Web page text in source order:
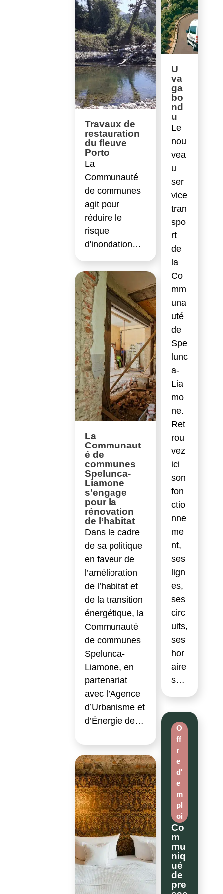
Travaux de
restauration
du fleuve
Porto
La
Communauté
de communes
agit pour
réduire le
risque
d'inondation…
La
Communaut
é de
communes
Spelunca-
Liamone
s’engage
pour la
rénovation
de l’habitat
Dans le cadre
de sa politique
en faveur de
l’amélioration
de l’habitat et
de la transition
énergétique, la
Communauté
de communes
Spelunca-
Liamone, en
partenariat
avec l’Agence
d’Urbanisme et
d’Énergie de…
U
va
ga
bo
nd
u
Le
nou
vea
u
ser
vice
tran
spo
rt
de
la
Co
mm
una
uté
de
Spe
lunc
a-
Lia
mo
ne.
Ret
rou
vez
ici
son
fon
ctio
nne
me
nt,
ses
lign
es,
ses
circ
uits,
ses
hor
aire
s…
O
ff
r
e
d'
e
m
pl
oi
Co
m
mu
niq
ué
de
pre